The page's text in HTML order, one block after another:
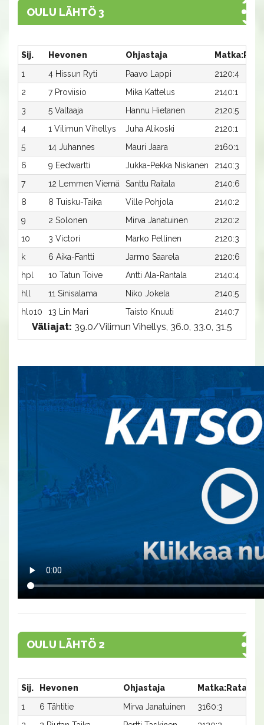
OULU LÄHTÖ 3
Sij. Hevonen Ohjastaja
Matka:Rata
1
4 Hissun Ryti Paavo Lappi
2120:4
2
7 Proviisio Mika Kattelus
2140:1
3
5 Valtaaja Hannu Hietanen
2120:5
4
1 Vilimun Vihellys Juha Alikoski
2120:1
5
14 Juhannes Mauri Jaara
2160:1
6
9 Eedwartti Jukka-Pekka Niskanen
2140:3
7
12 Lemmen Viemä Santtu Raitala
2140:6
8
8 Tuisku-Taika Ville Pohjola
2140:2
9
2 Solonen Mirva Janatuinen
2120:2
10
3 Victori Marko Pellinen
2120:3
k
6 Aika-Fantti Jarmo Saarela
2120:6
hpl
10 Tatun Toive Antti Ala-Rantala
2140:4
hll
11 Sinisalama Niko Jokela
2140:5
hlo10
13 Lin Mari Taisto Knuuti 2140:7
Väliajat: 39.0/Vilimun Vihellys, 36.0, 33.0, 31.5
OULU LÄHTÖ 2
Sij. Hevonen Ohjastaja Matka:Rata
1
6 Tähtitie Mirva Janatuinen 3160:3